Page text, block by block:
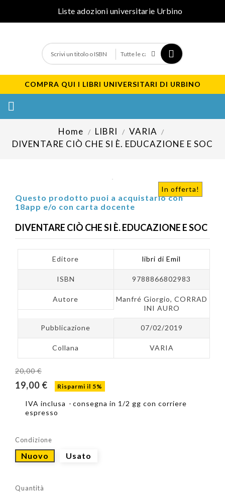
Liste adozioni universitarie Urbino
COMPRA QUI I LIBRI UNIVERSITARI DI URBINO

Home LIBRI
VARIA
DIVENTARE CIÒ CHE SI È. EDUCAZIONE E SOC
In offerta!
Questo prodotto puoi a acquistarlo con
18app e/o con carta docente
DIVENTARE CIÒ CHE SI È. EDUCAZIONE E SOC
Editore libri di Emil
ISBN 9788866802983
Autore
Manfré Giorgio, CORRAD
INI AURO
Pubblicazione 07/02/2019
Collana VARIA
20,00 €
19,00 € Risparmi il 5%
IVA inclusa
consegna in 1/2 gg con corriere
espresso
Condizione
Nuovo Usato
Quantità